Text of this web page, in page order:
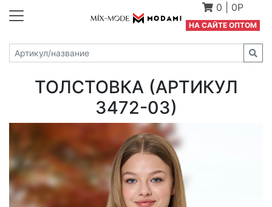
0 0Р
НА САЙТЕ ОПТОМ
ТОЛСТОВКА (АРТИКУЛ
3472-03)